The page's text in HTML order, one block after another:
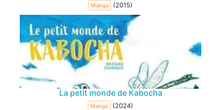
Manga (2015)
La petit monde de Kabocha
Manga (2024)